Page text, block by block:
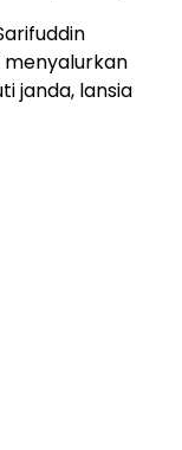
menyalurkan
janda, lansia